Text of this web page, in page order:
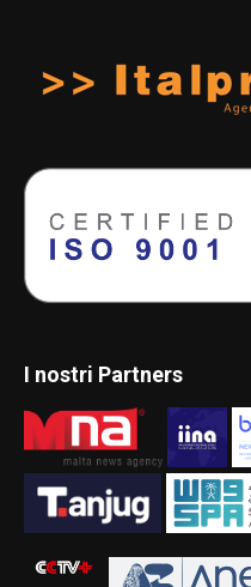
I nostri Partners